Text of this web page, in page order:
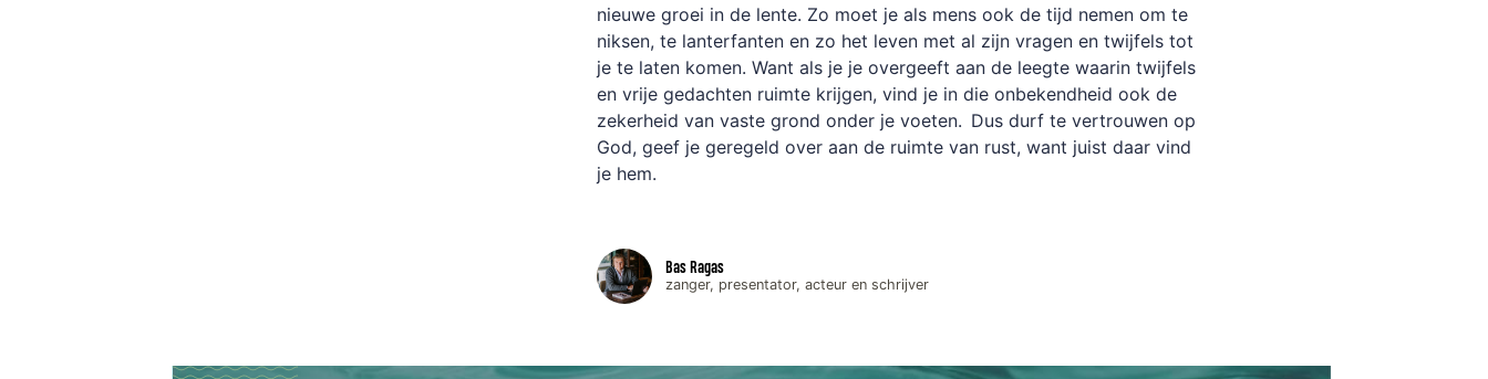
nieuwe groei in de lente. Zo moet je als mens ook de tijd nemen om te
niksen, te lanterfanten en zo het leven met al zijn vragen en twijfels tot
je te laten komen. Want als je je overgeeft aan de leegte waarin twijfels
en vrije gedachten ruimte krijgen, vind je in die onbekendheid ook de
zekerheid van vaste grond onder je voeten. Dus durf te vertrouwen op
God, geef je geregeld over aan de ruimte van rust, want juist daar vind
je hem.
Bas Ragas
zanger, presentator, acteur en schrijver